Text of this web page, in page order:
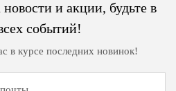
и акции, будьте в
событий!
в курсе последних новинок!